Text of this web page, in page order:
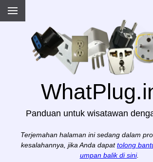
Panduan untuk wisatawan
Terjemahan halaman ini sedang dalam
kesalahannya, jika Anda dapat tolong
umpan balik di sini.